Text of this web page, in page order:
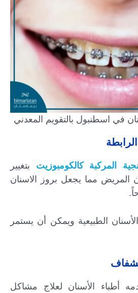
في اسطنبول بالتقويم المعدني
الرابطة
المركبة كالكومبوزيت بتغيير
مما يجعل بروز الاسنان
الطبيعية ويمكن أن يستمر
أطباء الأسنان لعلاج مشاكل